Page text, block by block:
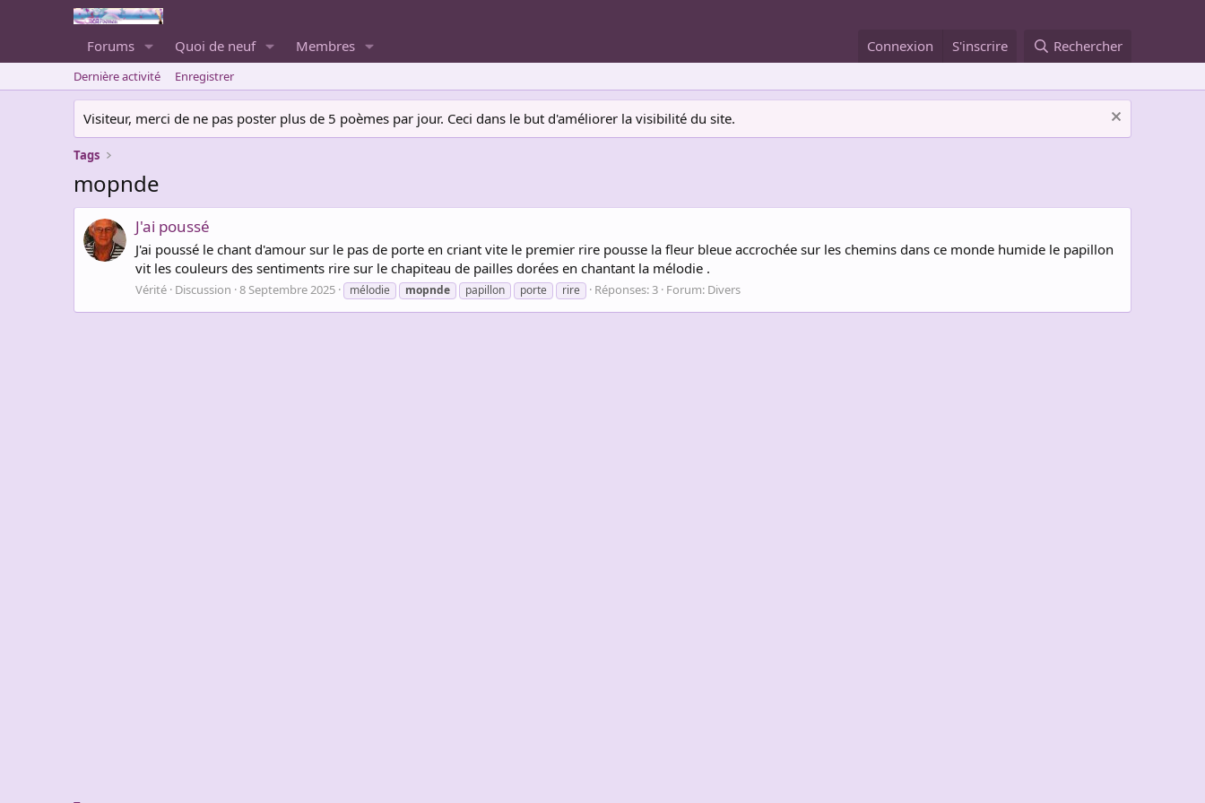
Forums Quoi de neuf Membres Connexion S'inscrire Rechercher
Dernière activité Enregistrer
Visiteur, merci de ne pas poster plus de 5 poèmes par jour. Ceci dans le but d'améliorer la visibilité du site.
Tags
mopnde
J'ai poussé
J'ai poussé le chant d'amour sur le pas de porte en criant vite le premier rire pousse la fleur bleue accrochée sur les chemins dans ce monde humide le papillon
vit les couleurs des sentiments rire sur le chapiteau de pailles dorées en chantant la mélodie .
Vérité Discussion 8 Septembre 2025 mélodie mopnde papillon porte rire Réponses: 3 Forum: Divers